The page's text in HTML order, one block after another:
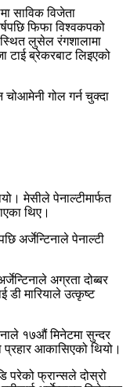
साविक विजेता
फिफा विश्वकपको
लुसेल रंगशालामा
टाई ब्रेकरबाट लिइएको
चोआमेनी गोल गर्न चुक्दा
मेसीले पेनाल्टीमार्फत
थिए।
अर्जेन्टिनाले पेनाल्टी
अग्रता दोब्बर
डी मारियाले उत्कृष्ट
१७औं मिनेटमा सुन्दर
प्रहार आकासिएको थियो।
परेको फ्रान्सले दोस्रो